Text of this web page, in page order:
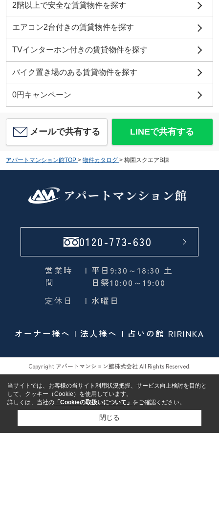
2階以上で安全な賃貸物件を探す
エアコン2台付きの賃貸物件を探す
TVインターホン付きの賃貸物件を探す
バイク置き場のある賃貸物件を探す
0円キャンペーン
メールで共有する LINEで共有する
アパートマンション館TOP > 物件カタログ > 梅園スクエアB棟
0120-773-630
営業時
間
| 平日9:30～18:30 土
日祭10:00～19:00
定休日
| 水曜日
オーナー様へ 法人様へ 占いの館 RIRINKA
Copyright アパートマンション館株式会社 All Rights Reserved.
当サイトでは、お客様の当サイト利用状況把握、サービス向上検討を目的と
して、クッキー（Cookie）を使用しています。
詳しくは、当社の 「Cookieの取扱いについて」 をご確認ください。
閉じる